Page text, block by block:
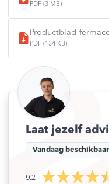
PDF (3 MB)
Productblad-
PDF (134 KB)
Laat jezelf
Vandaag
9.2